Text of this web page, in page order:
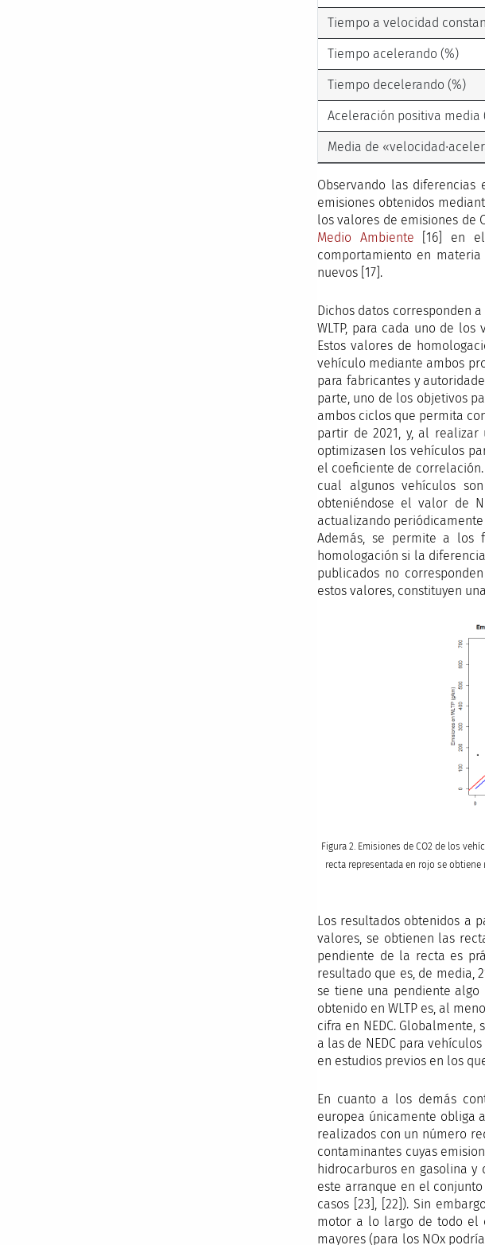
Tiempo a velocidad
Tiempo acelerando (%)
Tiempo decelerando (%)
Aceleración positiva media
Media de
Observando las
emisiones obtenidos
los valores de emisiones de
Medio Ambiente [16] en el
comportamiento en
nuevos [17].
Dichos datos corresponden
WLTP, para cada uno de
Estos valores de
vehículo mediante ambos
para fabricantes y
parte, uno de los objetivos
ambos ciclos que permita
partir de 2021, y, al
optimizasen los vehículos
el coeficiente de
cual algunos vehículos
obteniéndose el valor de
actualizando
Además, se permite a los
homologación si la
publicados no
estos valores, constituyen
Figura 2. Emisiones de CO2 de los
recta representada en rojo se
Los resultados obtenidos a
valores, se obtienen las
pendiente de la recta es
resultado que es, de media,
se tiene una pendiente
obtenido en WLTP es, al
cifra en NEDC. Globalmente,
a las de NEDC para
en estudios previos en los
En cuanto a los demás
europea únicamente obliga
realizados con un número
contaminantes cuyas
hidrocarburos en gasolina y
este arranque en el
casos [23], [22]). Sin
motor a lo largo de todo el
mayores (para los NOx